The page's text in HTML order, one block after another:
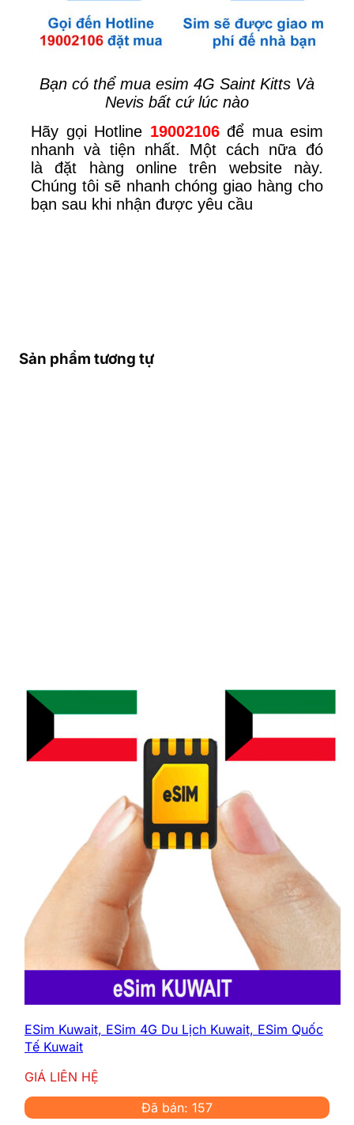
Bạn có thể mua esim 4G Saint Kitts Và
Nevis bất cứ lúc nào
Hãy gọi Hotline 19002106để mua esim
nhanh và tiện nhất. Một cách nữa đó
là đặt hàng online trên website này.
Chúng tôi sẽ nhanh chóng giao hàng cho
bạn sau khi nhận được yêu cầu
Sản phẩm tương tự
ESim Kuwait, ESim 4G Du Lịch Kuwait, ESim Quốc
Tế Kuwait
GIÁ LIÊN HỆ
Đã bán: 157